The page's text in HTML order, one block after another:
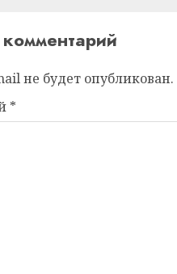
не будет опубликован.
*